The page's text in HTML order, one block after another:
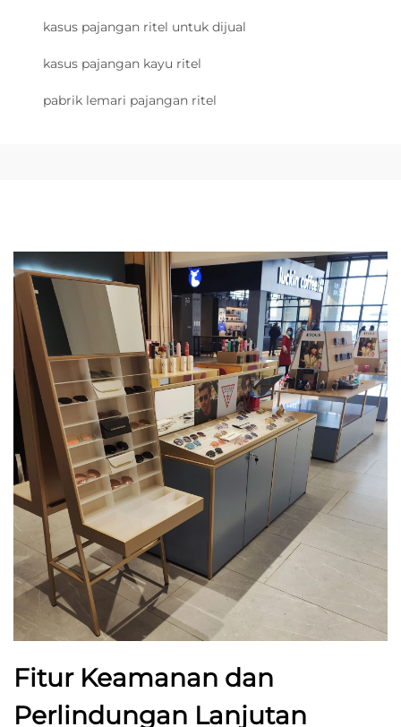
kasus pajangan ritel untuk dijual
kasus pajangan kayu ritel
pabrik lemari pajangan ritel
Fitur Keamanan dan
Perlindungan Lanjutan